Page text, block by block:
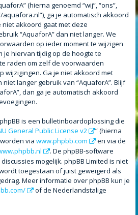
(hierna genoemd “wij”, “ons”,
aquafora.nl”), ga je automatisch akkoord
akkoord gaat met deze
“AquaforA” dan niet langer. We
op ieder moment te wijzigen
je hiervan tijdig op de hoogte te
raden om zelf de voorwaarden
wijzigingen. Ga je niet akkoord met
langer gebruik van “AquaforA”. Blijf
dan ga je automatisch akkoord
is een bulletinboardoplossing die
General Public License v2
” (hierna
via www.phpbb.com
en via de
. De phpBB-software
mogelijk. phpBB Limited is niet
toegestaan of juist geweigerd als
Meer informatie over phpBB kun je
of de Nederlandstalige